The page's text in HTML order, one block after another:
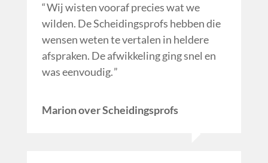
Wij wisten vooraf precies wat we
wilden. De Scheidingsprofs hebben die
wensen weten te vertalen in heldere
afspraken. De afwikkeling ging snel en
was eenvoudig.
Marion over Scheidingsprofs